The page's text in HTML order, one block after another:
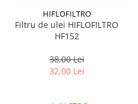
HIFLOFILTRO
Filtru de ulei HIFLOFILTRO
HF152
38,00 Lei
32,00 Lei